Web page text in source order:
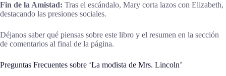
Fin de la Amistad: Tras el escándalo, Mary corta lazos con Elizabeth,
destacando las presiones sociales.
Déjanos saber qué piensas sobre este libro y el resumen en la sección
de comentarios al final de la página.
Preguntas Frecuentes sobre ‘La modista de Mrs. Lincoln’